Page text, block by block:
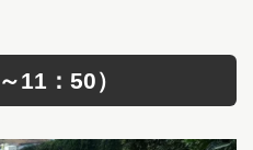
11：50）